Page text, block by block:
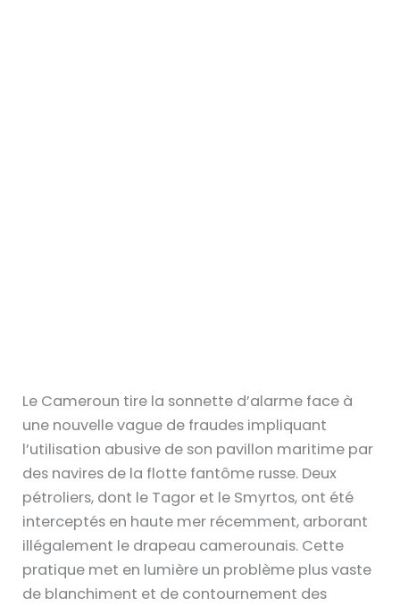
Le Cameroun tire la sonnette d’alarme face à
une nouvelle vague de fraudes impliquant
l’utilisation abusive de son pavillon maritime par
des navires de la flotte fantôme russe. Deux
pétroliers, dont le Tagor et le Smyrtos, ont été
interceptés en haute mer récemment, arborant
illégalement le drapeau camerounais. Cette
pratique met en lumière un problème plus vaste
de blanchiment et de contournement des